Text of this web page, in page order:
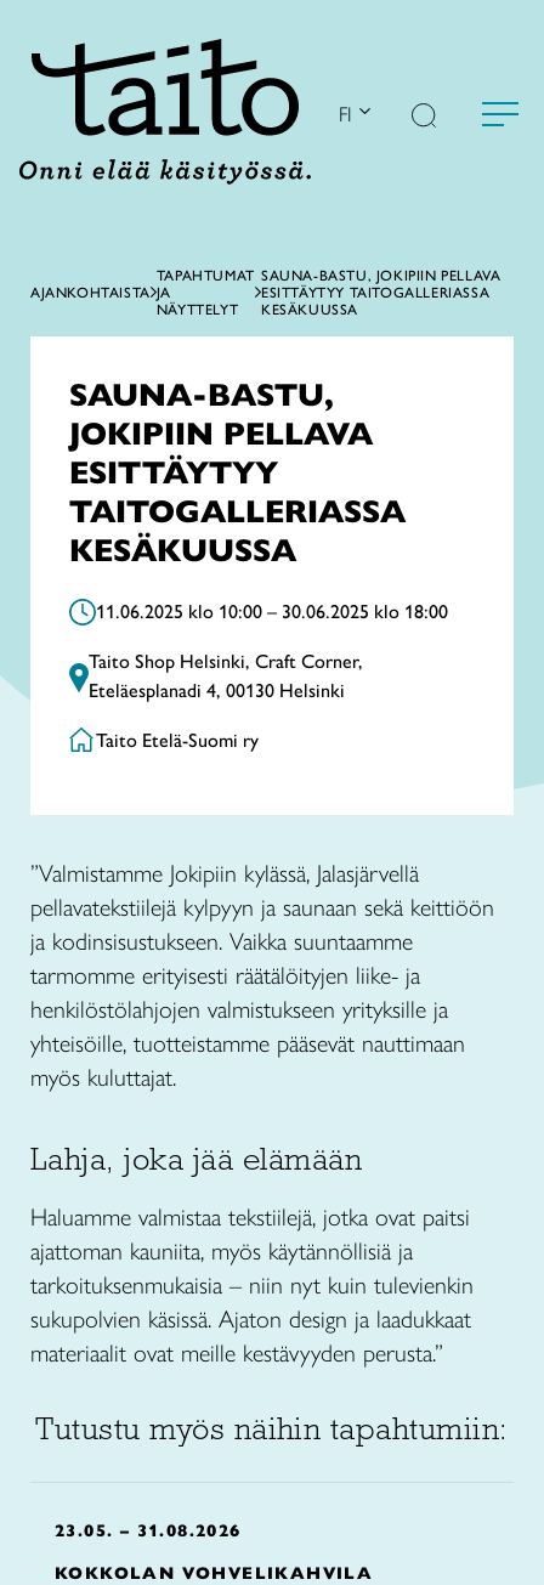
FI
AJANKOHTAISTA
TAPAHTUMAT
JA
NÄYTTELYT
SAUNA-BASTU, JOKIPIIN PELLAVA
ESITTÄYTYY TAITOGALLERIASSA
KESÄKUUSSA
SAUNA-BASTU,
JOKIPIIN PELLAVA
ESITTÄYTYY
TAITOGALLERIASSA
KESÄKUUSSA
11.06.2025 klo 10:00 – 30.06.2025 klo 18:00
Taito Shop Helsinki, Craft Corner,
Eteläesplanadi 4, 00130 Helsinki
Taito Etelä-Suomi ry
”Valmistamme Jokipiin kylässä, Jalasjärvellä
pellavatekstiilejä kylpyyn ja saunaan sekä keittiöön
ja kodinsisustukseen. Vaikka suuntaamme
tarmomme erityisesti räätälöityjen liike- ja
henkilöstölahjojen valmistukseen yrityksille ja
yhteisöille, tuotteistamme pääsevät nauttimaan
myös kuluttajat.
Lahja, joka jää elämään
Haluamme valmistaa tekstiilejä, jotka ovat paitsi
ajattoman kauniita, myös käytännöllisiä ja
tarkoituksenmukaisia – niin nyt kuin tulevienkin
sukupolvien käsissä. Ajaton design ja laadukkaat
materiaalit ovat meille kestävyyden perusta.”
Tutustu myös näihin tapahtumiin:
23.05. – 31.08.2026
KOKKOLAN VOHVELIKAHVILA